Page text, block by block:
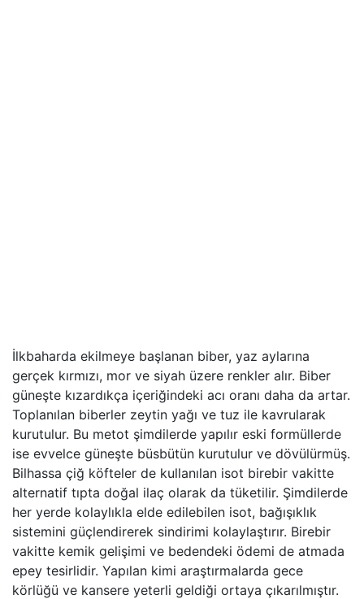
İlkbaharda ekilmeye başlanan biber, yaz aylarına
gerçek kırmızı, mor ve siyah üzere renkler alır. Biber
güneşte kızardıkça içeriğindeki acı oranı daha da artar.
Toplanılan biberler zeytin yağı ve tuz ile kavrularak
kurutulur. Bu metot şimdilerde yapılır eski formüllerde
ise evvelce güneşte büsbütün kurutulur ve dövülürmüş.
Bilhassa çiğ köfteler de kullanılan isot birebir vakitte
alternatif tıpta doğal ilaç olarak da tüketilir. Şimdilerde
her yerde kolaylıkla elde edilebilen isot, bağışıklık
sistemini güçlendirerek sindirimi kolaylaştırır. Birebir
vakitte kemik gelişimi ve bedendeki ödemi de atmada
epey tesirlidir. Yapılan kimi araştırmalarda gece
körlüğü ve kansere yeterli geldiği ortaya çıkarılmıştır.